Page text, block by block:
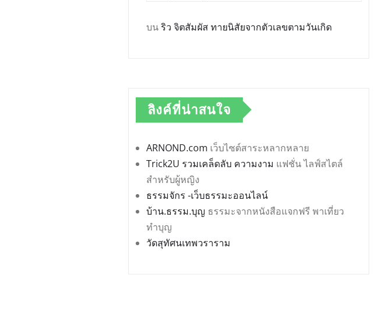
บนริว จิตสัมผัส ทายนิสัยจากตัวเลขตามวันเกิด
ลิงค์ที่น่าสนใจ
ARNOND.com เว็บไซต์สาระหลากหลาย
Trick2U รวมเคล็ดลับ ความงาม แฟชั่น ไลฟ์สไตล์
สำหรับผู้หญิง
ธรรมจักร -เว็บธรรมะออนไลน์
บ้าน.ธรรม.บุญ ธรรมะจากหนังสือแจกฟรี พาเที่ยว
ทำบุญ
วัดสุทัศนเทพวราราม